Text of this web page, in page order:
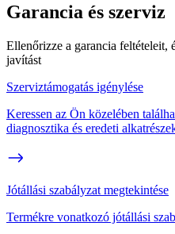
Garancia és szerviz
Ellenőrizze a garancia feltételeit,
javítást
Szerviztámogatás igénylése
Keressen az Ön közelében
diagnosztika és eredeti
Jótállási szabályzat megtekintése
Termékre vonatkozó jótállási